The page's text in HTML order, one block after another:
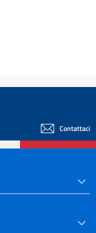
Contattaci